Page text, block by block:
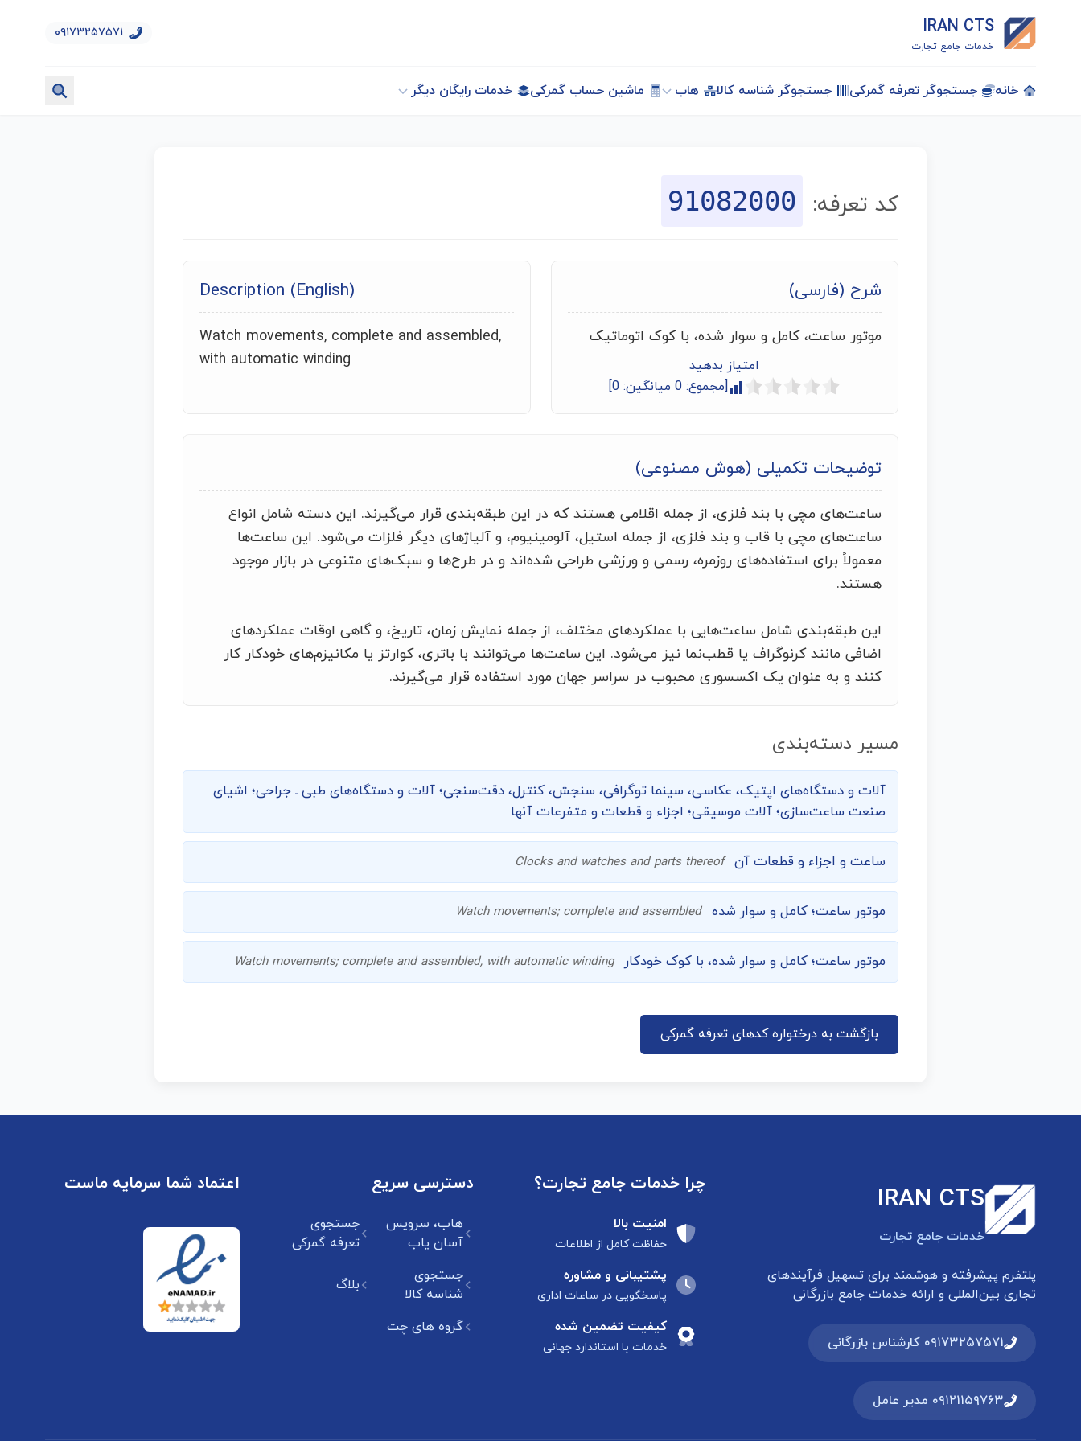
IRAN CTS
خدمات جامع تجارت
۰۹۱۷۳۲۵۷۵۷۱
خانه جستجوگر تعرفه گمرکی جستجوگر شناسه کالا هاب ماشین حساب گمرکی خدمات رایگان دیگر
کد تعرفه: 91082000
شرح (فارسی)
موتور ساعت، کامل و سوار شده، با کوک اتوماتیک
امتیاز بدهید
[مجموع:0 میانگین:0
]
Description (English)
Watch movements, complete and assembled,
with automatic winding
توضیحات تکمیلی (هوش مصنوعی)
ساعت‌های مچی با بند فلزی، از جمله اقلامی هستند که در این طبقه‌بندی قرار می‌گیرند. این دسته شامل انواع
ساعت‌های مچی با قاب و بند فلزی، از جمله استیل، آلومینیوم، و آلیاژهای دیگر فلزات می‌شود. این ساعت‌ها
معمولاً برای استفاده‌های روزمره، رسمی و ورزشی طراحی شده‌اند و در طرح‌ها و سبک‌های متنوعی در بازار موجود
هستند.
این طبقه‌بندی شامل ساعت‌هایی با عملکردهای مختلف، از جمله نمایش زمان، تاریخ، و گاهی اوقات عملکردهای
اضافی مانند کرنوگراف یا قطب‌نما نیز می‌شود. این ساعت‌ها می‌توانند با باتری، کوارتز یا مکانیزم‌های خودکار کار
کنند و به عنوان یک اکسسوری محبوب در سراسر جهان مورد استفاده قرار می‌گیرند.
مسیر دسته‌بندی
آلات و دستگاه‌های اپتیک، عکاسی، سینما توگرافی،‌ سنجش، کنترل، دقت‌سنجی؛ آلات و دستگاه‌های طبی ـ جراحی؛ اشیای
صنعت ساعت‌سازی؛ آلات موسیقی؛ اجزاء و قطعات و متفرعات آنها
ساعت و اجزاء و قطعات آن Clocks and watches and parts thereof
موتور ساعت؛ کامل و سوار شده Watch movements; complete and assembled
موتور ساعت؛ کامل و سوار شده، با کوک خودکار Watch movements; complete and assembled, with automatic winding
بازگشت به درختواره کدهای تعرفه گمرکی
IRAN CTS
خدمات جامع تجارت
پلتفرم پیشرفته و هوشمند برای تسهیل فرآیندهای
تجاری بین‌المللی و ارائه خدمات جامع بازرگانی
۰۹۱۷۳۲۵۷۵۷۱ کارشناس بازرگانی
۰۹۱۲۱۱۵۹۷۶۳ مدیر عامل
چرا خدمات جامع تجارت؟
امنیت بالا
حفاظت کامل از اطلاعات
پشتیبانی و مشاوره
پاسخگویی در ساعات اداری
کیفیت تضمین شده
خدمات با استاندارد جهانی
دسترسی سریع
هاب، سرویس
آسان یاب
جستجوی
تعرفه گمرکی
جستجوی
شناسه کالا
بلاگ
گروه های چت
اعتماد شما سرمایه ماست